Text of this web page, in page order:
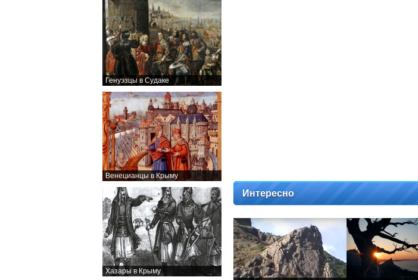
Генуэзцы в Судаке
Венецианцы в Крыму
Хазары в Крыму
Интересно